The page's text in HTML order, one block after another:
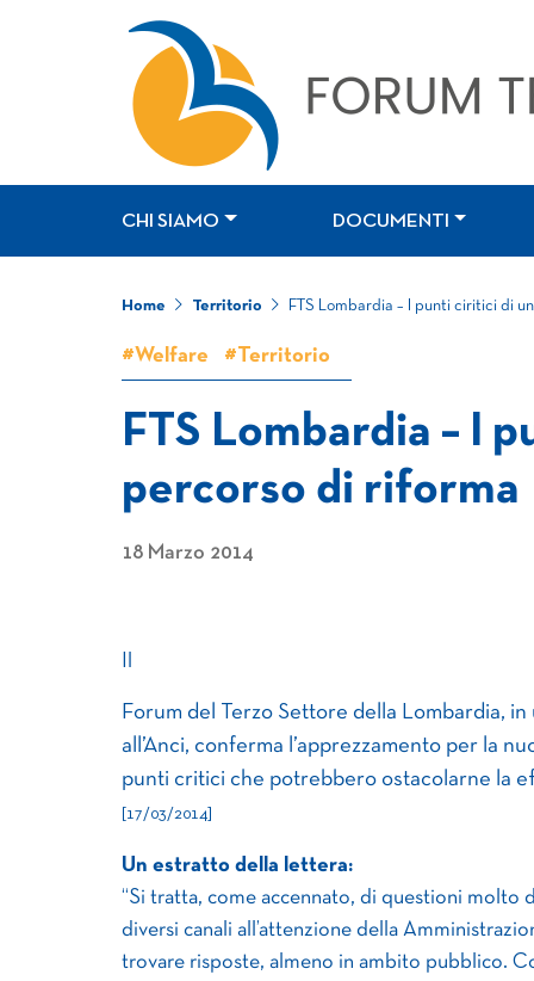
CHI SIAMO DOCUMENTI
Home Territorio FTS Lombardia – I punti ciritici di
#Welfare #Territorio
FTS Lombardia – I
percorso di riforma
18 Marzo 2014
Forum del Terzo Settore della Lombardia,
all’Anci, conferma l’apprezzamento per la
punti critici che potrebbero ostacolarne la
[17/03/2014]
Un estratto della lettera:
“Si tratta, come accennato, di questioni molto
diversi canali all’attenzione della
trovare risposte, almeno in ambito pubblico.